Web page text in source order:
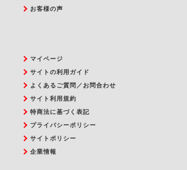
お客様の声
マイページ
サイトの利用ガイド
よくあるご質問／お問合わせ
サイト利用規約
特商法に基づく表記
プライバシーポリシー
サイトポリシー
企業情報